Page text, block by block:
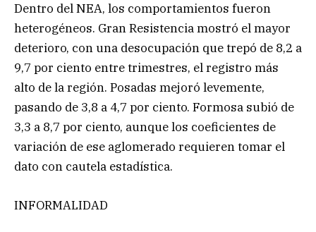
Dentro del NEA, los comportamientos fueron
heterogéneos. Gran Resistencia mostró el mayor
deterioro, con una desocupación que trepó de 8,2 a
9,7 por ciento entre trimestres, el registro más
alto de la región. Posadas mejoró levemente,
pasando de 3,8 a 4,7 por ciento. Formosa subió de
3,3 a 8,7 por ciento, aunque los coeficientes de
variación de ese aglomerado requieren tomar el
dato con cautela estadística.
INFORMALIDAD